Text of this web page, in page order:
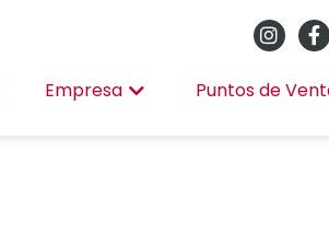
Empresa Puntos de